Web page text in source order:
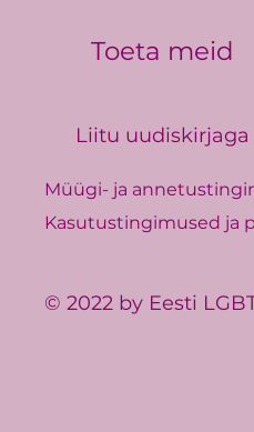
Toeta meid
Liitu uudiskirjaga
Müügi- ja
Kasutustingimused ja
© 2022 by Eesti